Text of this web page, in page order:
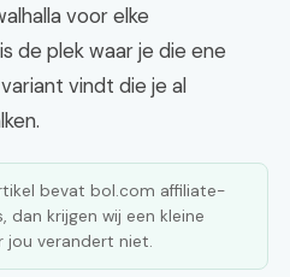
voor elke
de plek waar je die ene
vindt die je al
bevat bol.com affiliate-
dan krijgen wij een kleine
verandert niet.